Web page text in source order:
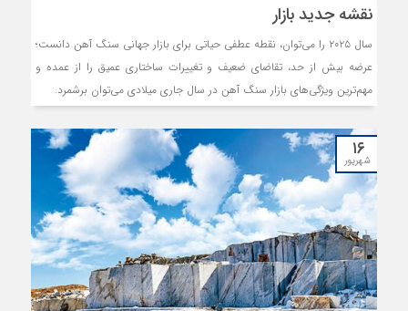
نقشه جدید بازار
سال ۲۰۲۵ را می‌توان، نقطه عطفی حیاتی برای بازار جهانی سنگ آهن دانست؛
عرضه بیش از حد، تقاضای ضعیف و تغییرات ساختاری عمیق را از عمده و
مهم‌ترین ویژگی‌های بازار سنگ آهن در سال جاری میلادی می‌توان برشمرد.
۱۶
شهریور